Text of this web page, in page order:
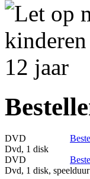
DVD
Dvd, 1 disk
DVD
Dvd, 1 disk,